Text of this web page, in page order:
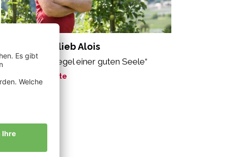
Hueber Gottlieb Alois
„Bio ist der Spiegel einer guten Seele“
Meine Geschichte